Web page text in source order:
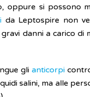
oppure si possono
da Leptospire non
danni a carico
gli anticorpi
salini, ma alle